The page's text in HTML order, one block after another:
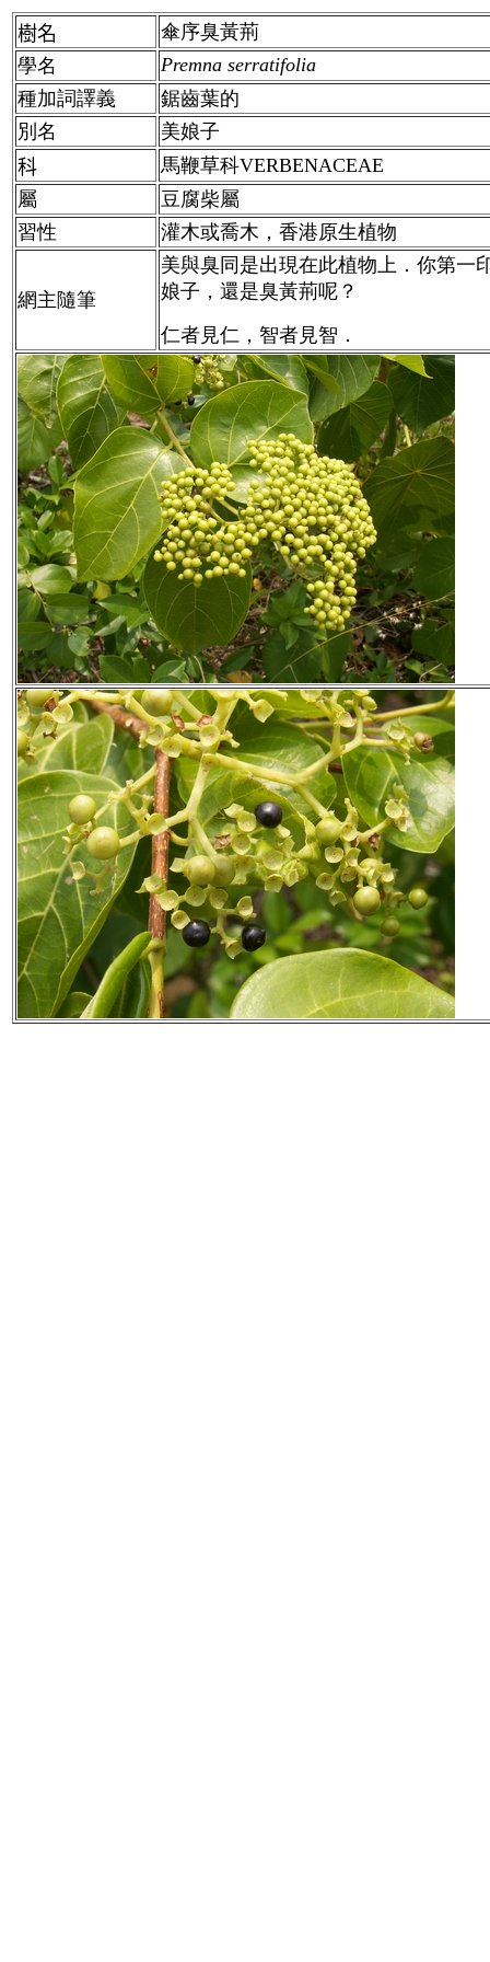
樹名
傘序臭黃荊
學名
Premna serratifolia
種加詞譯義
鋸齒葉的
別名
美娘子
科
馬鞭草科VERBENACEAE
屬
豆腐柴屬
習性
灌木或喬木，香港原生植物
網主隨筆
美與臭同是出現在此植物上．你第一
娘子，還是臭黃荊呢？
仁者見仁，智者見智．